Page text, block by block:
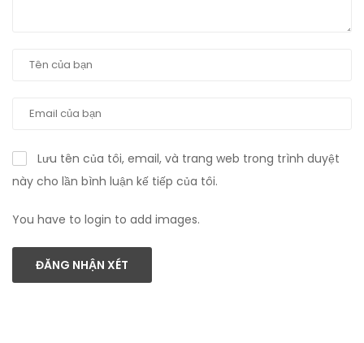
Lưu tên của tôi, email, và trang web trong trình duyệt
này cho lần bình luận kế tiếp của tôi.
You have to login to add images.
ĐĂNG NHẬN XÉT